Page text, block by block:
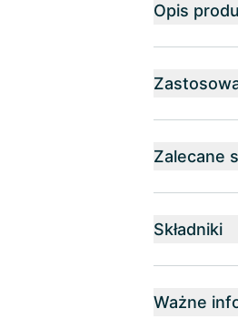
Opis
Zalecane
Składniki
Ważne